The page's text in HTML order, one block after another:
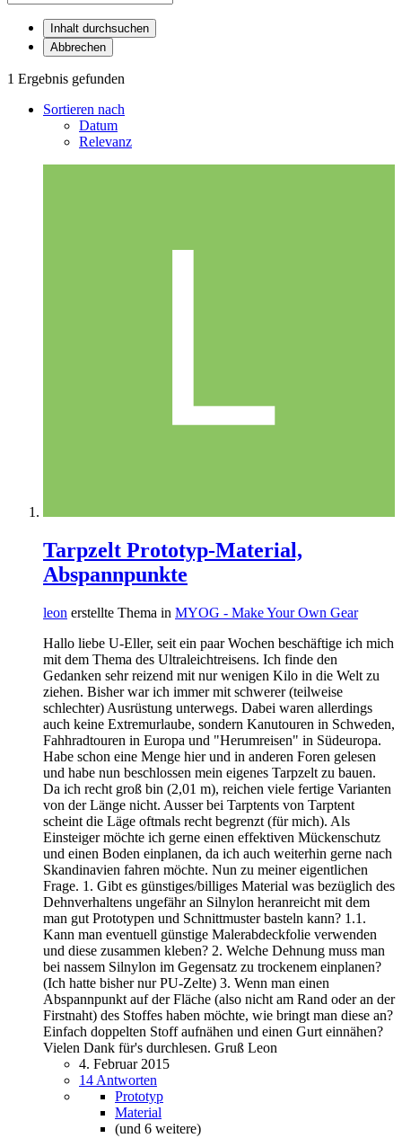
Inhalt durchsuchen
Abbrechen
1 Ergebnis gefunden
Sortieren nach
Datum
Relevanz
Tarpzelt Prototyp-Material,
Abspannpunkte
leon erstellte Thema in MYOG - Make Your Own Gear
Hallo liebe U-Eller, seit ein paar Wochen beschäftige ich mich
mit dem Thema des Ultraleichtreisens. Ich finde den
Gedanken sehr reizend mit nur wenigen Kilo in die Welt zu
ziehen. Bisher war ich immer mit schwerer (teilweise
schlechter) Ausrüstung unterwegs. Dabei waren allerdings
auch keine Extremurlaube, sondern Kanutouren in Schweden,
Fahhradtouren in Europa und "Herumreisen" in Südeuropa.
Habe schon eine Menge hier und in anderen Foren gelesen
und habe nun beschlossen mein eigenes Tarpzelt zu bauen.
Da ich recht groß bin (2,01 m), reichen viele fertige Varianten
von der Länge nicht. Ausser bei Tarptents von Tarptent
scheint die Läge oftmals recht begrenzt (für mich). Als
Einsteiger möchte ich gerne einen effektiven Mückenschutz
und einen Boden einplanen, da ich auch weiterhin gerne nach
Skandinavien fahren möchte. Nun zu meiner eigentlichen
Frage. 1. Gibt es günstiges/billiges Material was bezüglich des
Dehnverhaltens ungefähr an Silnylon heranreicht mit dem
man gut Prototypen und Schnittmuster basteln kann? 1.1.
Kann man eventuell günstige Malerabdeckfolie verwenden
und diese zusammen kleben? 2. Welche Dehnung muss man
bei nassem Silnylon im Gegensatz zu trockenem einplanen?
(Ich hatte bisher nur PU-Zelte) 3. Wenn man einen
Abspannpunkt auf der Fläche (also nicht am Rand oder an der
Firstnaht) des Stoffes haben möchte, wie bringt man diese an?
Einfach doppelten Stoff aufnähen und einen Gurt einnähen?
Vielen Dank für's durchlesen. Gruß Leon
4. Februar 2015
14 Antworten
Prototyp
Material
(und 6 weitere)